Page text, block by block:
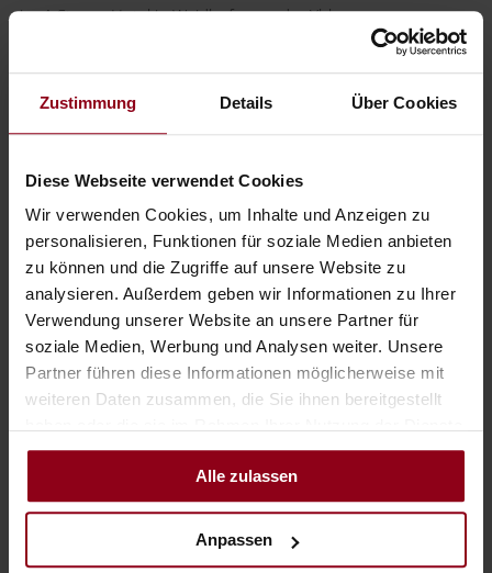
Zustimmung Details Über Cookies
Diese Webseite verwendet Cookies
Wir verwenden Cookies, um Inhalte und Anzeigen zu
personalisieren, Funktionen für soziale Medien anbieten
zu können und die Zugriffe auf unsere Website zu
analysieren. Außerdem geben wir Informationen zu Ihrer
Verwendung unserer Website an unsere Partner für
soziale Medien, Werbung und Analysen weiter. Unsere
Partner führen diese Informationen möglicherweise mit
weiteren Daten zusammen, die Sie ihnen bereitgestellt
gesammelt haben.
Alle zulassen
Anpassen
im 4-Sterne-Hotel in Waidhofen an der Ybbs.
betreibt unsere Familie als Hotel
Oase im Mostviertel entwickelt. Mit höchster Qualität in der
modernen Hotellerie und der langen Gastgeber-Tradition
wächst mit unseren drei Enkeltöchtern bereits heran.
Mittlerweile arbeitet auch unsere Schwiegertochter Elisabeth
im Betrieb mit. Die Boku-Absolventin kümmert sich in den
Familienbetrieben um alle Umwelt- und Nachhaltigkeitsziele
und um den Sales in den beiden Hotels.
WEITERE INFORMATIONENZUR GESCHICHTE &
TRADITION DES HOTELS SCHLOSS AN DER